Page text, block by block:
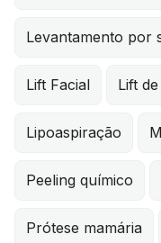
Levantamento por
Lift Facial Lift
Lipoaspiração
Peeling químico
Prótese mamária